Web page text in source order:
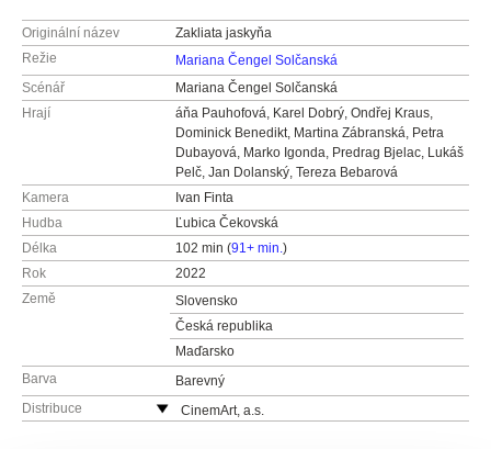
Originální název
Zakliata jaskyňa
Režie
Mariana Čengel Solčanská
Scénář
Mariana Čengel Solčanská
Hrají
áňa Pauhofová, Karel Dobrý, Ondřej Kraus,
Dominick Benedikt, Martina Zábranská, Petra
Dubayová, Marko Igonda, Predrag Bjelac, Lukáš
Pelč, Jan Dolanský, Tereza Bebarová
Kamera
Ivan Finta
Hudba
Ľubica Čekovská
Délka
102 min (91+ min.)
Rok
2022
Země
Slovensko
Česká republika
Maďarsko
Barva
Barevný
Distribuce
CinemArt, a.s.